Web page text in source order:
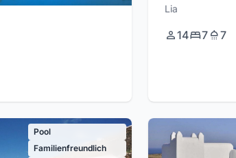
Lia
14 7 7
Pool
Familienfreundlich